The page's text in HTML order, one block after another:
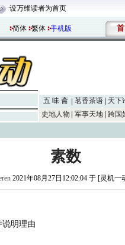
设万维读者为首页
简体 繁体 手机版 首
五 味 斋 茗香茶语
天下
史地人物
军事天地 跨国
素数
2021年08月27日12:02:04 于 [灵机一
说明理由